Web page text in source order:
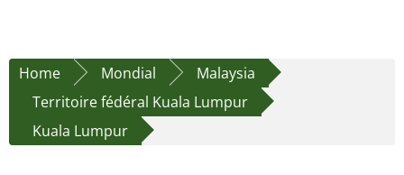
Home Mondial
Malaysia
Territoire fédéral Kuala Lumpur
Kuala Lumpur